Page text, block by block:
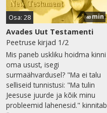
40min
Osa: 28
Avades Uut Testamenti
Peetruse kirjad 1/2
Mis paneb uskliku hoidma kinni
oma usust, isegi
surmaähvardusel? "Ma ei talu
selliseid tunnistusi: "Ma tulin
Jeesuse juurde ja kõik minu
probleemid lahenesid." kinnitab